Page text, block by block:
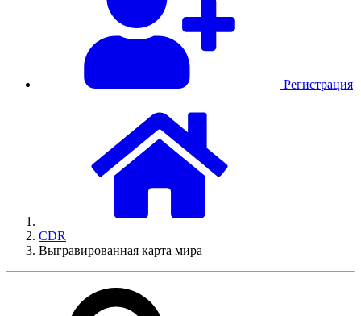
Регистрация
CDR
Выгравированная карта мира